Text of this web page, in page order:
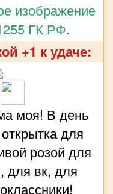
изображение
ГК РФ.
+1 к удаче:
моя! В день
для
розой для
для вк, для